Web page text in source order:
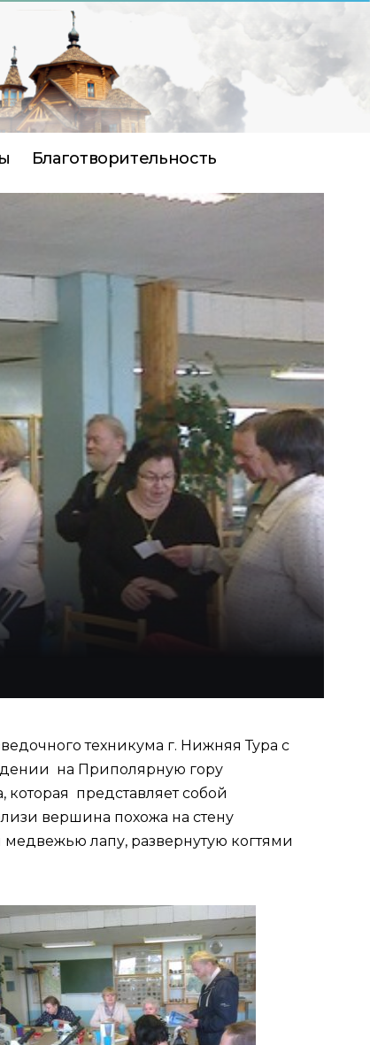
Благотворительность
техникума г. Нижняя Тура с
на Приполярную гору
представляет собой
вершина похожа на стену
лапу, развернутую когтями